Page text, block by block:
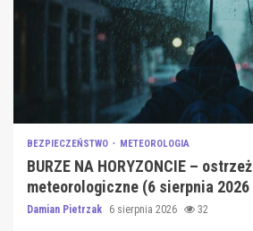
BEZPIECZEŃSTWO METEOROLOGIA
BURZE NA HORYZONCIE –
meteorologiczne (6 sierpnia 2026
Damian Pietrzak 6 sierpnia 2026 32